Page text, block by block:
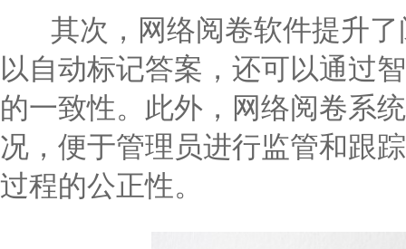
其次，网络阅卷软件提升了
以自动标记答案，还可以通过
的一致性。此外，网络阅卷系
况，便于管理员进行监管和跟
过程的公正性。